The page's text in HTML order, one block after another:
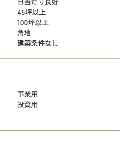
45坪以上
100坪以上
角地
建築条件なし
事業用
投資用